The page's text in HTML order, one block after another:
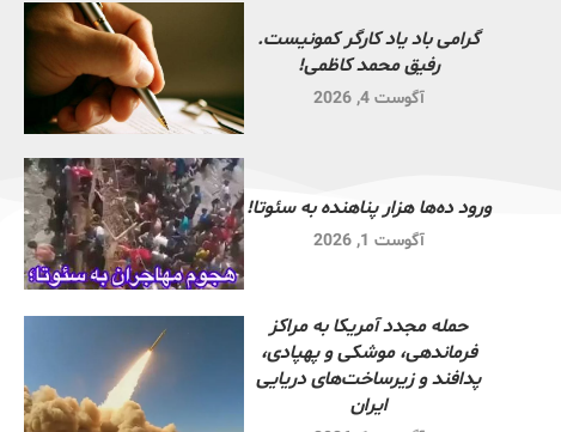
گرامی باد یاد کارگر کمونیست.
رفیق محمد کاظمی!
آگوست 4, 2026
ورود ده‌ها هزار پناهنده به سئوتا!
آگوست 1, 2026
حمله مجدد آمریکا به مراکز
فرماندهی، موشکی و پهپادی،
پدافند و زیرساخت‌های دریایی
ایران